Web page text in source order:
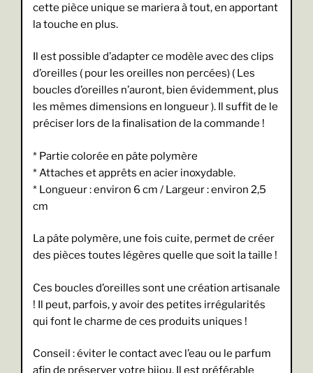
cette pièce unique se mariera à tout, en apportant
la touche en plus.
Il est possible d’adapter ce modèle avec des clips
d’oreilles ( pour les oreilles non percées) ( Les
boucles d’oreilles n’auront, bien évidemment, plus
les mêmes dimensions en longueur ). Il suffit de le
préciser lors de la finalisation de la commande !
* Partie colorée en pâte polymère
* Attaches et apprêts en acier inoxydable.
* Longueur : environ 6 cm / Largeur : environ 2,5
cm
La pâte polymère, une fois cuite, permet de créer
des pièces toutes légères quelle que soit la taille !
Ces boucles d’oreilles sont une création artisanale
! Il peut, parfois, y avoir des petites irrégularités
qui font le charme de ces produits uniques !
Conseil : éviter le contact avec l’eau ou le parfum
afin de préserver votre bijou. Il est préférable